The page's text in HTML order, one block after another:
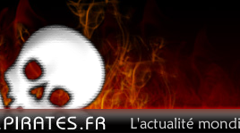
L'actualité